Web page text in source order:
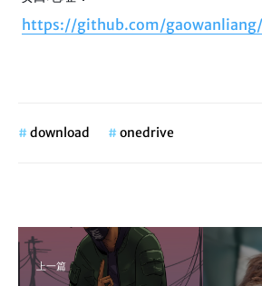
https://github.com/gaowanliang/
#download #onedrive
上一篇